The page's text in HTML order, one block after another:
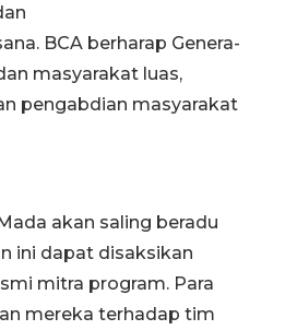
BCA berharap Genera-
masyarakat luas,
pengabdian masyarakat
akan saling beradu
ini dapat disaksikan
mitra program. Para
mereka terhadap tim